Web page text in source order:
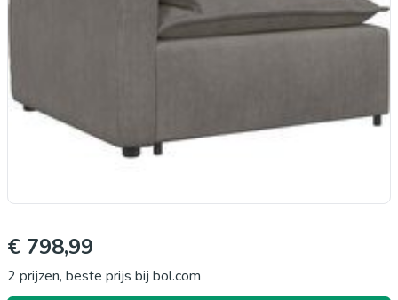
€ 798,99
2 prijzen, beste prijs bij bol.com